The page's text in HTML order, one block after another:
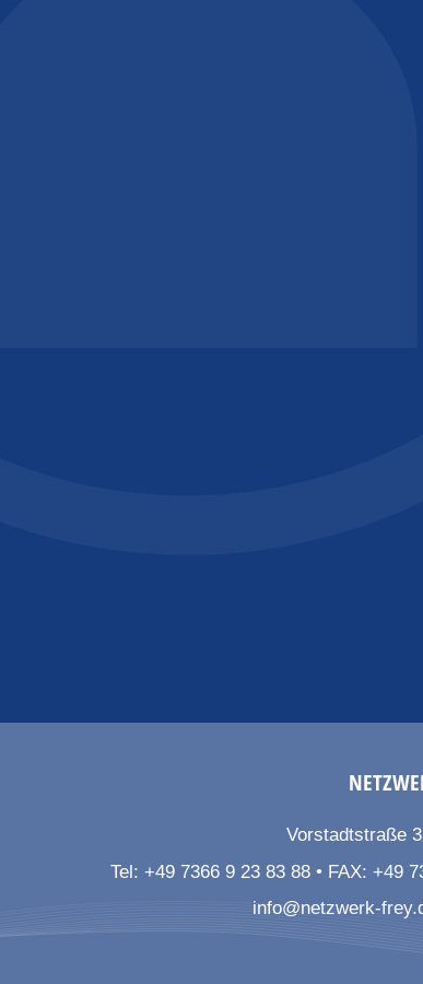
Vorstadtstraße
Tel: +49 7366 9 23 83 88 FAX: +49
info@netzwerk-